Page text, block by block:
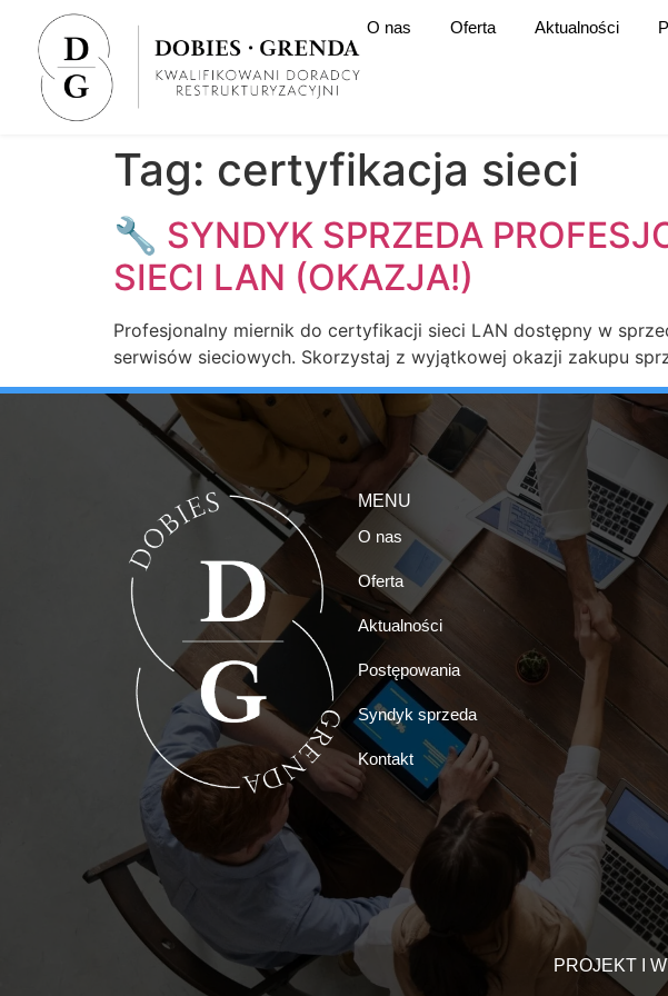
O nas Oferta Aktualności
Tag: certyfikacja sieci
🔧 SYNDYK SPRZEDA
SIECI LAN (OKAZJA!)
Profesjonalny miernik do certyfikacji sieci LAN dostępny w
serwisów sieciowych. Skorzystaj z wyjątkowej okazji zakupu
MENU
O nas
Oferta
Aktualności
Postępowania
Syndyk sprzeda
Kontakt
PROJEKT I